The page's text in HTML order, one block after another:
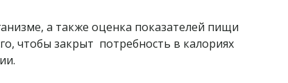
а также оценка показателей пищи
чтобы закрыт потребность в калориях